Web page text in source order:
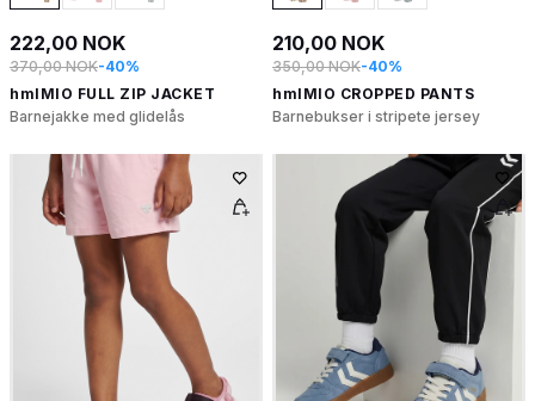
222,00 NOK
370,00 NOK-40%
hmlMIO FULL ZIP JACKET
Barnejakke med glidelås
210,00 NOK
350,00 NOK-40%
hmlMIO CROPPED PANTS
Barnebukser i stripete jersey